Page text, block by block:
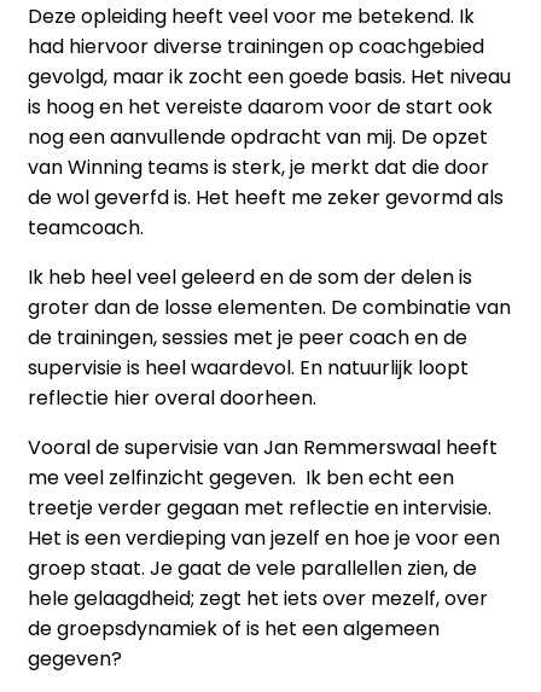
Deze opleiding heeft veel voor me betekend. Ik
had hiervoor diverse trainingen op coachgebied
gevolgd, maar ik zocht een goede basis. Het niveau
is hoog en het vereiste daarom voor de start ook
nog een aanvullende opdracht van mij. De opzet
van Winning teams is sterk, je merkt dat die door
de wol geverfd is. Het heeft me zeker gevormd als
teamcoach.
Ik heb heel veel geleerd en de som der delen is
groter dan de losse elementen. De combinatie van
de trainingen, sessies met je peer coach en de
supervisie is heel waardevol. En natuurlijk loopt
reflectie hier overal doorheen.
Vooral de supervisie van Jan Remmerswaal heeft
me veel zelfinzicht gegeven. Ik ben echt een
treetje verder gegaan met reflectie en intervisie.
Het is een verdieping van jezelf en hoe je voor een
groep staat. Je gaat de vele parallellen zien, de
hele gelaagdheid; zegt het iets over mezelf, over
de groepsdynamiek of is het een algemeen
gegeven?